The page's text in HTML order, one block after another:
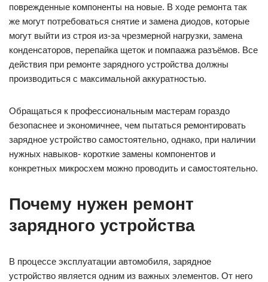
поврежденные компоненты на новые. В ходе ремонта так
же могут потребоваться снятие и замена диодов, которые
могут выйти из строя из-за чрезмерной нагрузки, замена
конденсаторов, перепайка щеток и помпаажа разъёмов. Все
действия при ремонте зарядного устройства должны
производиться с максимальной аккуратностью.
Обращаться к профессиональным мастерам гораздо
безопаснее и экономичнее, чем пытаться ремонтировать
зарядное устройство самостоятельно, однако, при наличии
нужных навыков- короткие замены компонентов и
конкретных микросхем можно проводить и самостоятельно.
Почему нужен ремонт
зарядного устройства
В процессе эксплуатации автомобиля, зарядное
устройство является одним из важных элементов. От него